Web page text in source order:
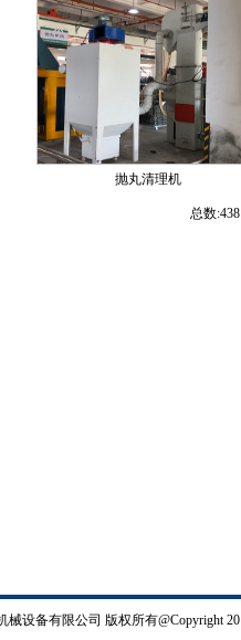
抛丸清理机
总数
械设备有限公司 版权所有@Copyright